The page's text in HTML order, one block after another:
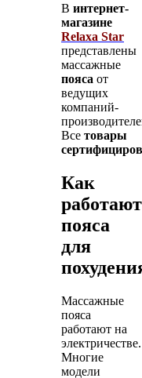
В интернет-
магазине
Relaxa Star
представлены
массажные
пояса от
ведущих
компаний-
Все товары
Как
работают
пояса
для
Массажные
пояса
работают на
электричестве.
Многие
модели